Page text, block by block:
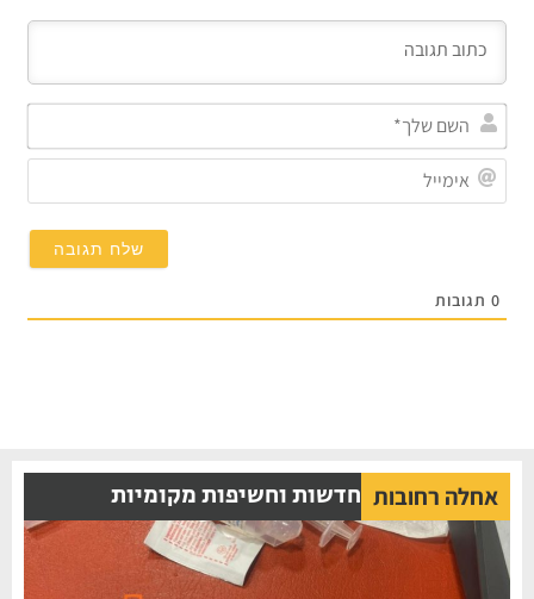
אימייל
תגובות
אחלה רחובות חדשות וחשיפות מקומיות